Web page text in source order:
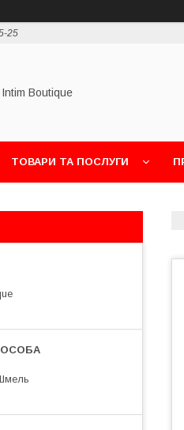
25
Intim Boutique
ТОВАРИ ТА ПОСЛУГИ